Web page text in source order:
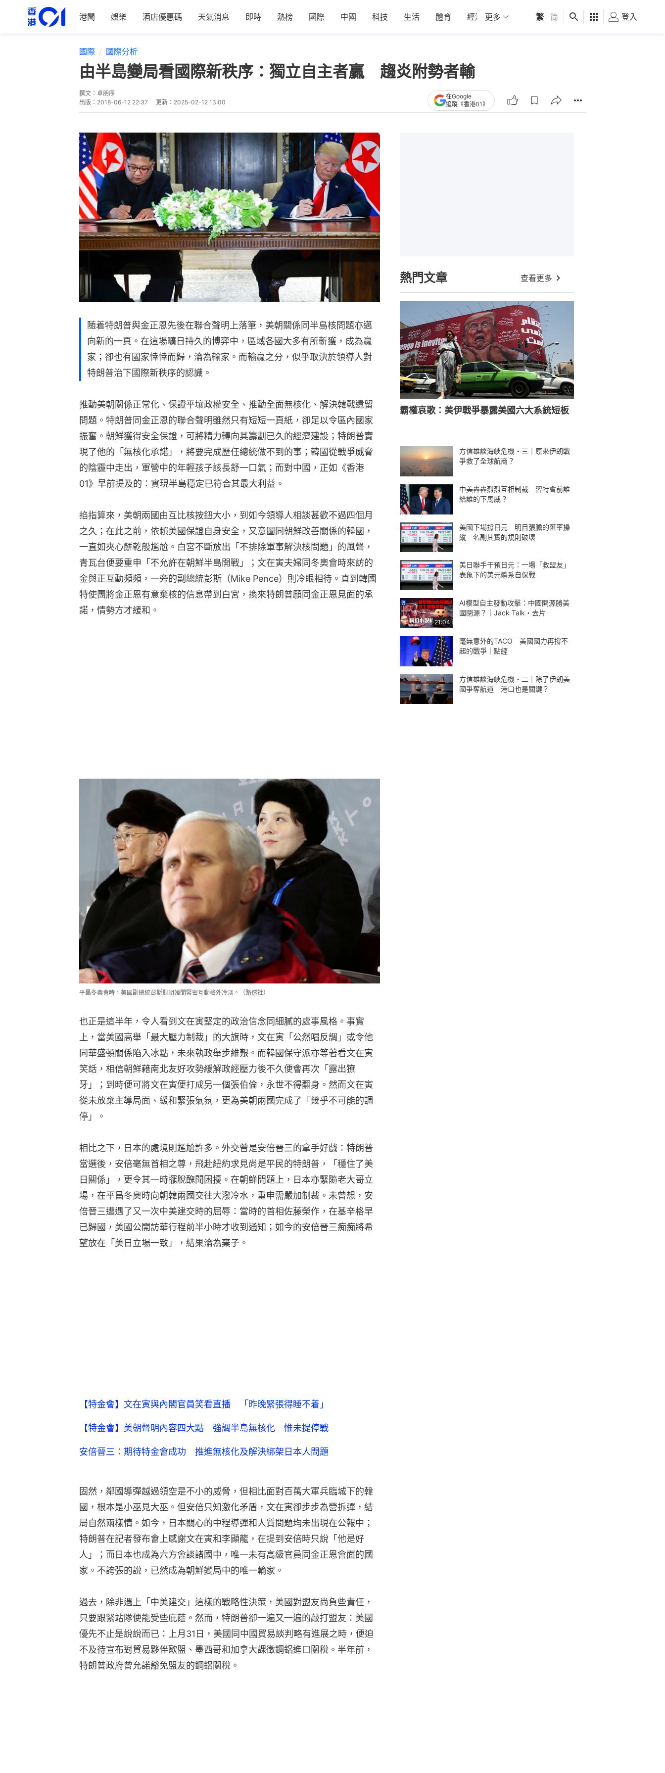
港聞 娛樂 酒店優惠碼 天氣消息 即時 熱榜 國際 中國 科技 生活 體育 經濟 01深圳 觀點 健康 好食玩飛
更多 繁 简 登入
國際 國際分析
由半島變局看國際新秩序：獨立自主者贏 趨炎附勢者輸
撰文： 卓朋序
出版： 2018-06-12 22:37 更新： 2025-02-12 13:00
在Google
追蹤《香港01》
随着特朗普與金正恩先後在聯合聲明上落筆，美朝關係同半島核問題亦邁
向新的一頁。在這場曠日持久的博弈中，區域各國大多有所斬獲，成為贏
家；卻也有國家悻悻而歸，淪為輸家。而輸贏之分，似乎取決於領導人對
特朗普治下國際新秩序的認識。
推動美朝關係正常化、保證平壤政權安全、推動全面無核化、解決韓戰遺留
問題。特朗普同金正恩的聯合聲明雖然只有短短一頁紙，卻足以令區內國家
振奮。朝鮮獲得安全保證，可將精力轉向其籌劃已久的經濟建設；特朗普實
現了他的「無核化承諾」，將要完成歷任總統做不到的事；韓國從戰爭威脅
的陰霾中走出，軍營中的年輕孩子該長舒一口氣；而對中國，正如《香港
01》早前提及的：實現半島穩定已符合其最大利益。
掐指算來，美朝兩國由互比核按鈕大小，到如今領導人相談甚歡不過四個月
之久；在此之前，依賴美國保證自身安全，又意圖同朝鮮改善關係的韓國，
一直如夾心餅乾般尷尬。白宮不斷放出「不排除軍事解決核問題」的風聲，
青瓦台便要重申「不允許在朝鮮半島開戰」；文在寅夫婦同冬奧會時來訪的
金與正互動頻頻，一旁的副總統彭斯（Mike Pence）則冷眼相待。直到韓國
特使團將金正恩有意棄核的信息帶到白宮，換來特朗普願同金正恩見面的承
諾，情勢方才緩和。
平昌冬奧會時，美國副總統彭斯對朝韓間緊密互動格外冷淡。（路透社）
也正是這半年，令人看到文在寅堅定的政治信念同細膩的處事風格。事實
上，當美國高舉「最大壓力制裁」的大旗時，文在寅「公然唱反調」或令他
同華盛頓關係陷入冰點，未來執政舉步維艱。而韓國保守派亦等著看文在寅
笑話，相信朝鮮藉南北友好攻勢緩解政經壓力後不久便會再次「露出獠
牙」；到時便可將文在寅便打成另一個張伯倫，永世不得翻身。然而文在寅
從未放棄主導局面、緩和緊張氣氛，更為美朝兩國完成了「幾乎不可能的調
停」。
相比之下，日本的處境則尷尬許多。外交曾是安倍晉三的拿手好戲：特朗普
當選後，安倍毫無首相之尊，飛赴紐約求見尚是平民的特朗普，「穩住了美
日關係」，更令其一時擺脫醜聞困擾。在朝鮮問題上，日本亦緊隨老大哥立
場，在平昌冬奧時向朝韓兩國交往大潑冷水，重申需嚴加制裁。未曾想，安
倍晉三遭遇了又一次中美建交時的屈辱：當時的首相佐藤榮作，在基辛格早
已歸國，美國公開訪華行程前半小時才收到通知；如今的安倍晉三痴痴將希
望放在「美日立場一致」，結果淪為棄子。
【特金會】文在寅與內閣官員笑看直播 「昨晚緊張得睡不着」
【特金會】美朝聲明內容四大點 強調半島無核化 惟未提停戰
安倍晉三：期待特金會成功 推進無核化及解決綁架日本人問題
固然，鄰國導彈越過領空是不小的威脅，但相比面對百萬大軍兵臨城下的韓
國，根本是小巫見大巫。但安倍只知激化矛盾，文在寅卻步步為營拆彈，結
局自然兩樣情。如今，日本關心的中程導彈和人質問題均未出現在公報中；
特朗普在記者發布會上感謝文在寅和李顯龍，在提到安倍時只說「他是好
人」；而日本也成為六方會談諸國中，唯一未有高級官員同金正恩會面的國
家。不誇張的說，已然成為朝鮮變局中的唯一輸家。
過去，除非遇上「中美建交」這樣的戰略性決策，美國對盟友尚負些責任，
只要跟緊站隊便能受些庇蔭。然而，特朗普卻一遍又一遍的敲打盟友：美國
優先不止是說說而已：上月31日，美國同中國貿易談判略有進展之時，便迫
不及待宣布對貿易夥伴歐盟、墨西哥和加拿大課徵鋼鋁進口關稅。半年前，
特朗普政府曾允諾豁免盟友的鋼鋁關稅。
熱門文章 查看更多
霸權哀歌：美伊戰爭暴露美國六大系統短板
方信雄談海峽危機・三｜原來伊朗戰
爭救了全球航商？
中美轟轟烈烈互相制裁 習特會前誰
給誰的下馬威？
美國下場撐日元 明目張膽的匯率操
縱 名副其實的規則破壞
美日聯手干預日元：一場「救盟友」
表象下的美元體系自保戰
21:04
AI模型自主發動攻擊：中國開源勝美
國閉源？｜Jack Talk・去片
毫無意外的TACO 美國國力再撐不
起的戰爭｜點經
方信雄談海峽危機・二｜除了伊朗美
國爭奪航道 港口也是關鍵？